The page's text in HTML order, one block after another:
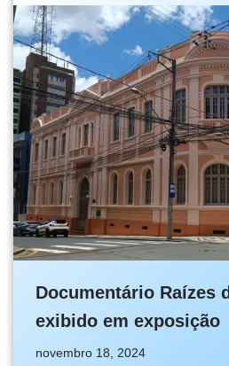
Documentário Raízes
exibido em exposição
novembro 18, 2024